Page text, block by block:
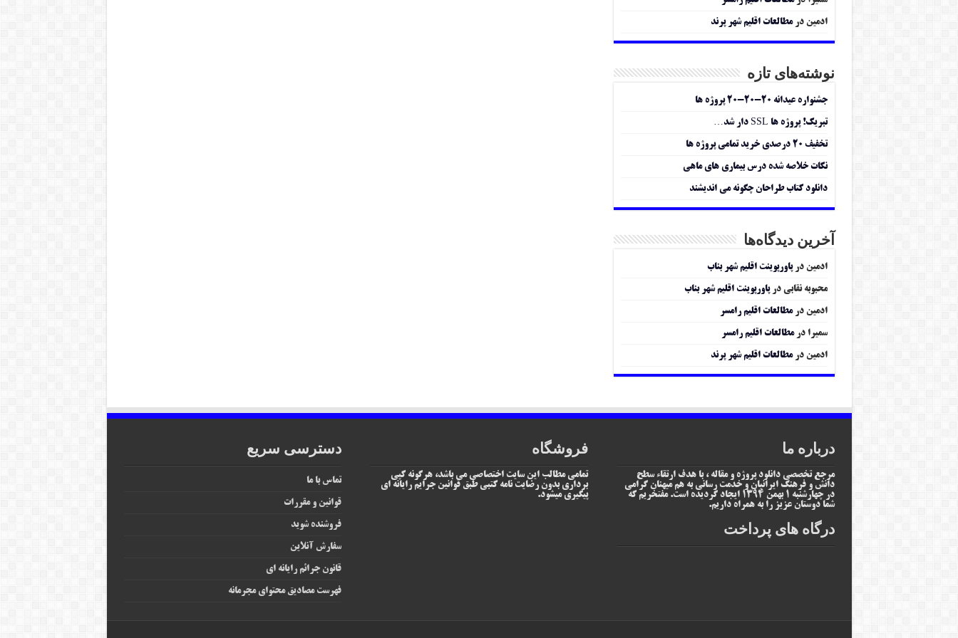
ادمین درمطالعات اقلیم شهر پرند
نوشته‌های تازه
جشنواره عیدانه ۲۰-۲۰-۲۰ پروژه ها
تبریک! پروژه ها SSL دار شد…
تخفیف ۲۰ درصدی خرید تمامی پروژه ها
نکات خلاصه شده درس بیماری های ماهی
دانلود کتاب طراحان چگونه می اندیشند
آخرین دیدگاه‌ها
ادمین درپاورپوینت اقلیم شهر بناب
محبوبه نقابی درپاورپوینت اقلیم شهر بناب
ادمین درمطالعات اقلیم رامسر
سمیرا درمطالعات اقلیم رامسر
ادمین درمطالعات اقلیم شهر پرند
درباره ما
مرجع تخصصی دانلود پروژه و مقاله ، با هدف ارتقاء سطح
دانش و فرهنگ ایرانیان و خدمت رسانی به هم میهنان گرامی
در چهارشنبه 1 بهمن 1394 ایجاد گردیده است. مفتخریم که
شما دوستان عزیز را به همراه داریم.
درگاه های پرداخت
فروشگاه
تمامی مطالب این سایت اختصاصی می باشد، هرگونه کپی
برداری بدون رضایت نامه کتبی طبق قوانین جرایم رایانه ای
پیگیری میشود.
دسترسی سریع
تماس با ما
قوانین و مقررات
فروشنده شوید
سفارش آنلاین
قانون جرائم رایانه‌ ای
فهرست مصادیق محتوای مجرمانه